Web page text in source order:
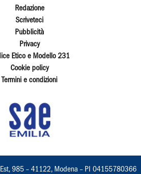
Redazione
Scriveteci
Pubblicità
Privacy
Etico e Modello 231
Cookie policy
Termini e condizioni
Est, 985 – 41122, Modena – PI 04155780366